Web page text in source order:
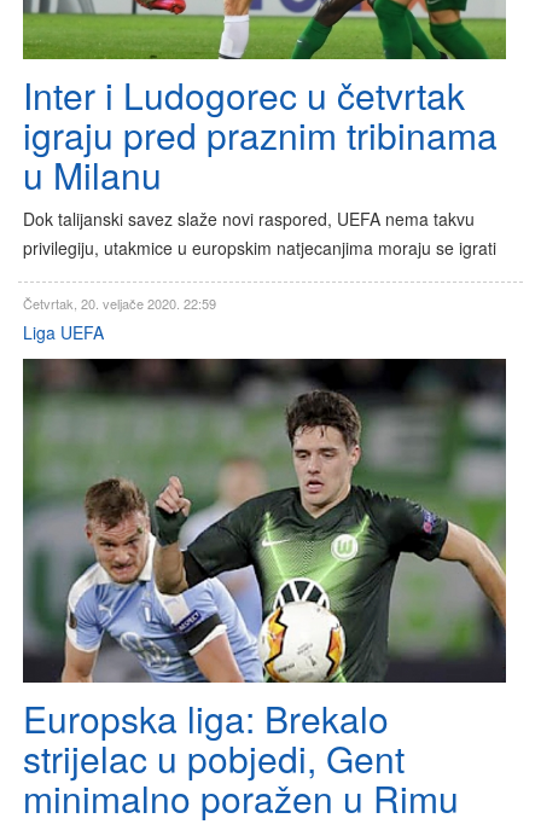
Inter i Ludogorec u četvrtak
igraju pred praznim tribinama
u Milanu
Dok talijanski savez slaže novi raspored, UEFA nema takvu
privilegiju, utakmice u europskim natjecanjima moraju se igrati
Četvrtak, 20. veljače 2020. 22:59
Liga UEFA
Europska liga: Brekalo
strijelac u pobjedi, Gent
minimalno poražen u Rimu